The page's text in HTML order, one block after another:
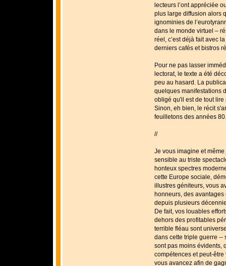
lecteurs l’ont appréciée
plus large diffusion alors
ignominies de
dans le monde virtuel –
réel, c’est déjà fait avec
derniers cafés et bistros
Pour ne pas lasser
lectorat, le texte a été
peu au hasard. La
quelques manifestations
obligé qu'il est de tout
Sinon, eh bien, le récit
feuilletons des années
//
Je vous imagine et
sensible au triste
honteux spectres
cette Europe sociale,
illustres géniteurs, vous
honneurs, des
depuis plusieurs
De fait, vos louables
dehors des profitables
terrible fléau sont
dans cette triple guerre --
sont pas moins évidents,
compétences et peut-
vous avancez afin de